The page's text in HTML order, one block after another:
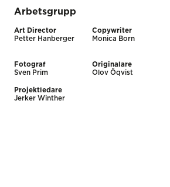
Arbetsgrupp
Art Director
Petter Hanberger
Copywriter
Monica Born
Fotograf
Sven Prim
Originalare
Olov Öqvist
Projektledare
Jerker Winther